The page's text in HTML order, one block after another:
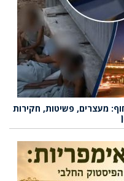
מעצרים, פשיטות, חקירות